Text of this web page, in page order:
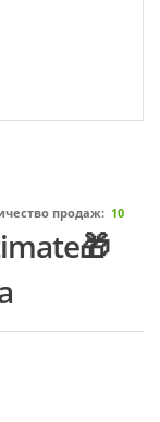
продаж: 10